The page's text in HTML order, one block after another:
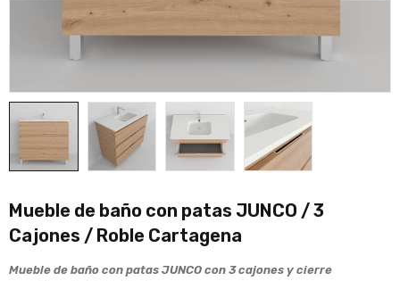
Mueble de baño con patas JUNCO / 3
Cajones / Roble Cartagena
Mueble de baño con patas JUNCO con 3 cajones y cierre